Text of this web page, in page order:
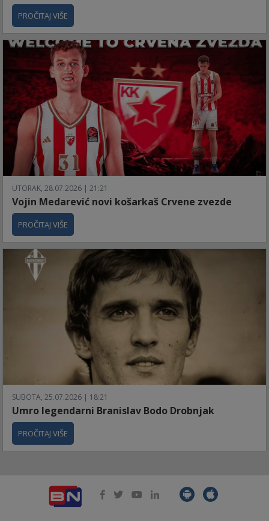
PROČITAJ VIŠE
UTORAK, 28.07.2026 | 21:21
Vojin Medarević novi košarkaš Crvene zvezde
PROČITAJ VIŠE
SUBOTA, 25.07.2026 | 18:21
Umro legendarni Branislav Bodo Drobnjak
PROČITAJ VIŠE